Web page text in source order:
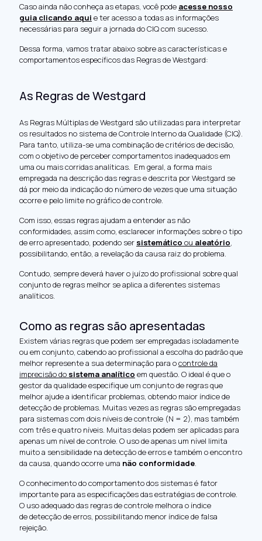
Caso ainda não conheça as etapas, você pode acesse nosso
guia clicando aqui e ter acesso a todas as informações
necessárias para seguir a jornada do CIQ com sucesso.
Dessa forma, vamos tratar abaixo sobre as características e
comportamentos específicos das Regras de Westgard:
As Regras de Westgard
As Regras Múltiplas de Westgard são utilizadas para interpretar
os resultados no sistema de Controle Interno da Qualidade (CIQ).
Para tanto, utiliza-se uma combinação de critérios de decisão,
com o objetivo de perceber comportamentos inadequados em
uma ou mais corridas analíticas. Em geral, a forma mais
empregada na descrição das regras e descrita por Westgard se
dá por meio da indicação do número de vezes que uma situação
ocorre e pelo limite no gráfico de controle.
Com isso, essas regras ajudam a entender as não
conformidades, assim como, esclarecer informações sobre o tipo
de erro apresentado, podendo ser sistemático ou aleatório,
possibilitando, então, a revelação da causa raiz do problema.
Contudo, sempre deverá haver o juízo do profissional sobre qual
conjunto de regras melhor se aplica a diferentes sistemas
analíticos.
Como as regras são apresentadas
Existem várias regras que podem ser empregadas isoladamente
ou em conjunto, cabendo ao profissional a escolha do padrão que
melhor represente a sua determinação para ocontrole da
imprecisão do sistema analítico em questão. O ideal é que o
gestor da qualidade especifique um conjunto de regras que
melhor ajude a identificar problemas, obtendo maior índice de
detecção de problemas. Muitas vezes as regras são empregadas
para sistemas com dois níveis de controle (N = 2), mas também
com três e quatro níveis. Muitas delas podem ser aplicadas para
apenas um nível de controle. O uso de apenas um nível limita
muito a sensibilidade na detecção de erros e também o encontro
da causa, quando ocorre uma não conformidade.
O conhecimento do comportamento dos sistemas é fator
importante para as especificações das estratégias de controle.
O uso adequado das regras de controle melhora o índice
de detecção de erros, possibilitando menor índice de falsa
rejeição.